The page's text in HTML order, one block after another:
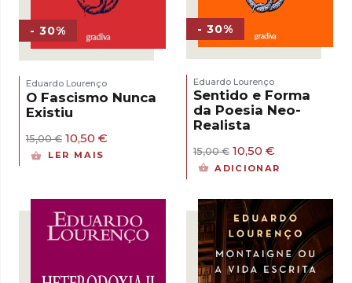
- 30%
Eduardo Lourenço
O Fascismo Nunca
Existiu
15,00€ O
preço
10,50 €
LER MAIS
- 30%
Eduardo Lourenço
Sentido e Forma
da Poesia Neo-
Realista
15,00€ O
preço
original
15,00 €.
10,50 €O
preço
atual
10,50 €.
ADICIONAR